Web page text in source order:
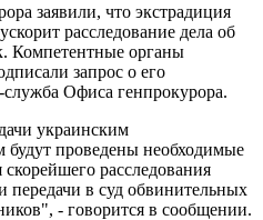
заявили, что экстрадиция
расследование дела об
Компетентные органы
запрос о его
Офиса генпрокурора.
украинским
будут проведены необходимые
расследования
передачи в суд обвинительных
- говорится в сообщении.